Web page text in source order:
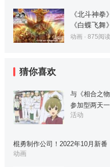
《北斗神
《白蝶飞
动画· 875阅读
猜你喜欢
与《相合之
参加型两天
活动
棍勇制作公司！2022年10月新
动画